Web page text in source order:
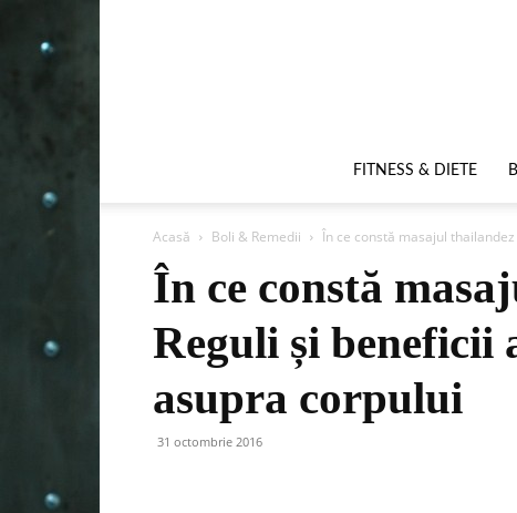
FITNESS & DIETE
Acasă Boli & Remedii În ce constă masajul
În ce constă
Reguli și beneficii
asupra corpului
31 octombrie 2016